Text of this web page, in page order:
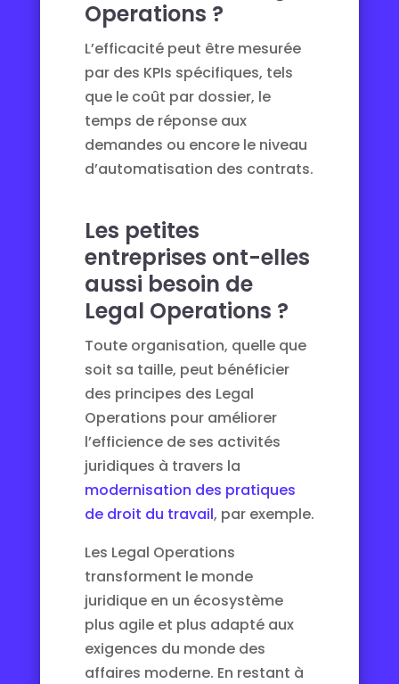
Operations ?
L’efficacité peut être mesurée
par des KPIs spécifiques, tels
que le coût par dossier, le
temps de réponse aux
demandes ou encore le niveau
d’automatisation des contrats.
Les petites
entreprises ont-elles
aussi besoin de
Legal Operations ?
Toute organisation, quelle que
soit sa taille, peut bénéficier
des principes des Legal
Operations pour améliorer
l’efficience de ses activités
juridiques à travers la
modernisation des pratiques
de droit du travail, par exemple.
Les Legal Operations
transforment le monde
juridique en un écosystème
plus agile et plus adapté aux
exigences du monde des
affaires moderne. En restant à